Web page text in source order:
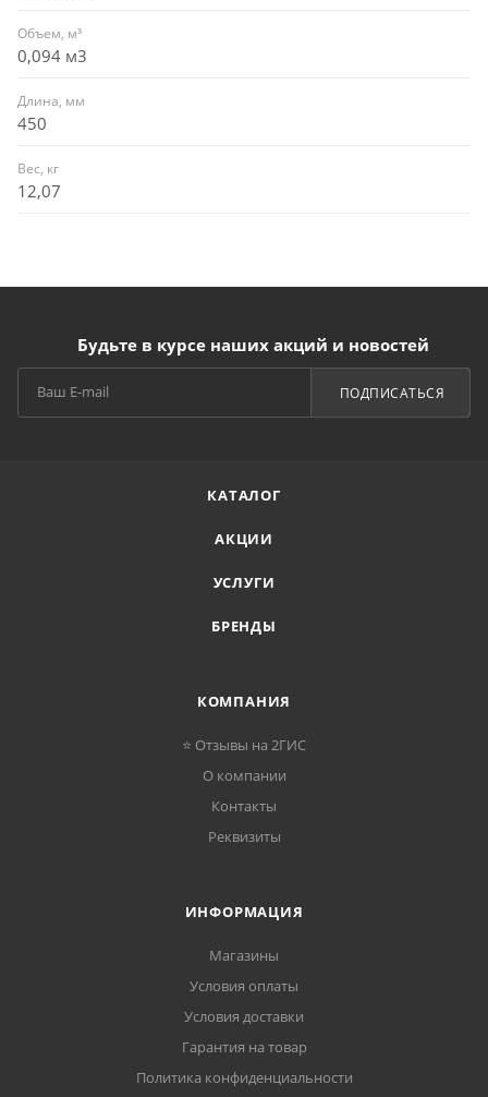
Объем, м³
0,094 м3
Длина, мм
450
Вес, кг
12,07
Будьте в курсе наших акций и новостей
ПОДПИСАТЬСЯ
КАТАЛОГ
АКЦИИ
УСЛУГИ
БРЕНДЫ
КОМПАНИЯ
⭐ Отзывы на 2ГИС
О компании
Контакты
Реквизиты
ИНФОРМАЦИЯ
Магазины
Условия оплаты
Условия доставки
Гарантия на товар
Политика конфиденциальности